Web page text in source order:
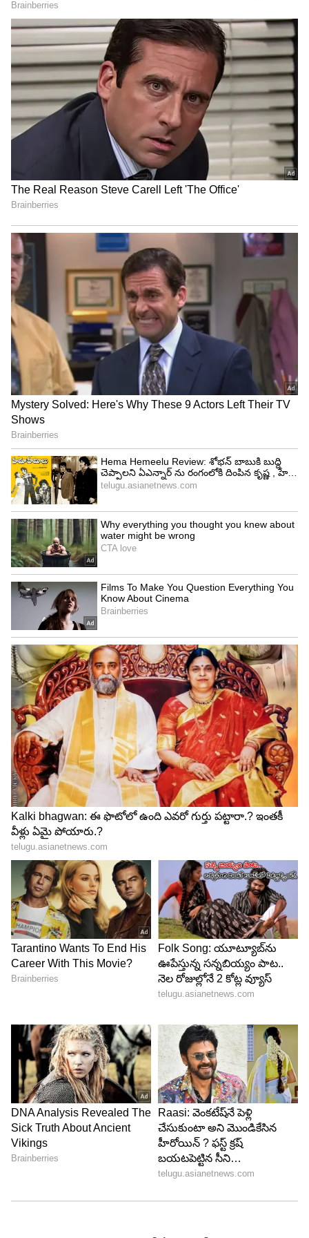
అధికారులందరికీ విజ్ఞప్తి చేసింది. దేశవ్యాప్తంగా పత్రికా
స్వేచ్ఛను , జర్నలిస్టుల హక్కులను పరిరక్షించడానికి ఈ
తీర్పు ఒక మార్గదర్శకంగా నిలుస్తుందని నమ్ముతున్నామని
తెలిపింది. రాజ్యాంగ హక్కులను పరిరక్షిస్తూ పత్రికా స్వేచ్చను
కాపాడేలా తీర్పునిచ్చిన డిల్లీ కోర్టుకు ధన్యవాదాలు
తెలిపారు.
న్యూస్ బ్రాడ్‌కాస్టర్స్ ఫెడరేషన్ జర్నలిస్టుల హక్కులు,
సమాచార స్వేచ్ఛను పరిరక్షించడంతో పాటు అవసరమైన
న్యాయ పోరాటం చేస్తూనే ఉంటుందన్నారు. భవిష్యత్తులో
ఇలాంటి బ్లాక్ ఔట్‌లను నివారించడానికి , మీడియా
ఛానెల్‌లు అనవసరమైన జోక్యం లేకుండా పనిచేసేలా
చూసుకోవడానికి ముందస్తు చర్యలు తీసుకోవాలని
ప్రభుత్వాన్ని, నియంత్రణ సంస్థలను కోరుతున్నామని న్యూస్
బ్రాడ్‌కాస్టర్స్ ఫెడరేషన్ పేర్కొంది.